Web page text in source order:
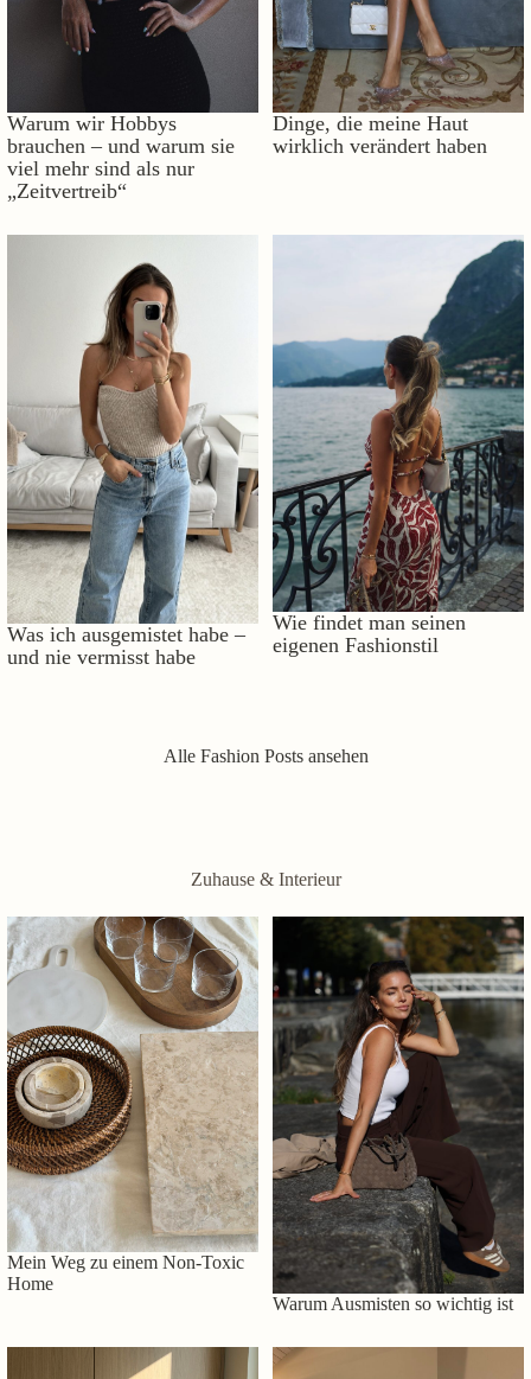
Warum wir Hobbys
brauchen – und warum sie
viel mehr sind als nur
„Zeitvertreib“
Dinge, die meine Haut
wirklich verändert haben
Was ich ausgemistet habe –
und nie vermisst habe
Wie findet man seinen
eigenen Fashionstil
Alle Fashion Posts ansehen
Zuhause & Interieur
Mein Weg zu einem Non-Toxic
Home
Warum Ausmisten so wichtig ist